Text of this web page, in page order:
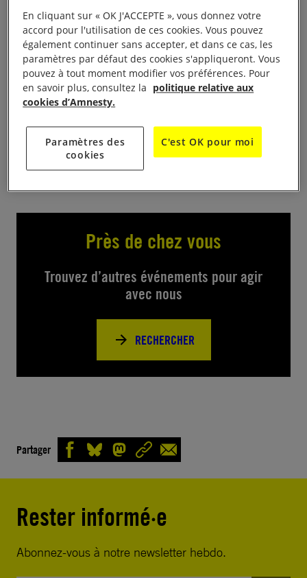
marche des fiertés de Niort Chaque année,
Amnesty International France se mobilise et les
militant·es participent aux Prides dans toute la
France. Ces marches rappellent l’urgence de se
mobiliser pour défendre l’égalité de tous·tes sans
distinction fondée sur l’orientation sexuelle,
l’identité de genre, ou les caractéristiques
sexuelles.
Près de chez vous
Trouvez d’autres événements pour agir
avec nous
RECHERCHER
Partager
Rester informé·e
Abonnez-vous à notre newsletter hebdo.
En cliquant sur « OK J'ACCEPTE », vous donnez votre
accord pour l'utilisation de ces cookies. Vous pouvez
également continuer sans accepter, et dans ce cas, les
paramètres par défaut des cookies s'appliqueront. Vous
pouvez à tout moment modifier vos préférences. Pour
en savoir plus, consultez la politique relative aux
cookies d’Amnesty.
Paramètres des
cookies
C'est OK pour moi